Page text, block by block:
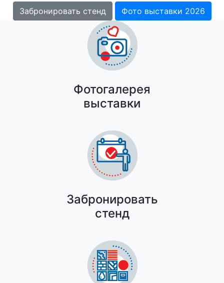
Забронировать стенд Фото выставки 2026
Фотогалерея
выставки
Забронировать
стенд